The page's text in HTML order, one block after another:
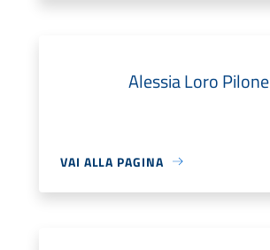
Alessia Loro Pilone
VAI ALLA PAGINA